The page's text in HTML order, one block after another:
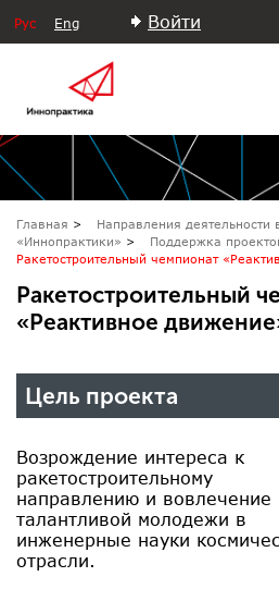
Рус Eng Войти
Главная
Направления деятельности
«Иннопрактики»
Поддержка
Ракетостроительный чемпионат
Ракетостроительный
«Реактивное
Цель проекта
Возрождение интереса к
ракетостроительному
направлению и вовлечение
талантливой молодежи в
инженерные науки
отрасли.